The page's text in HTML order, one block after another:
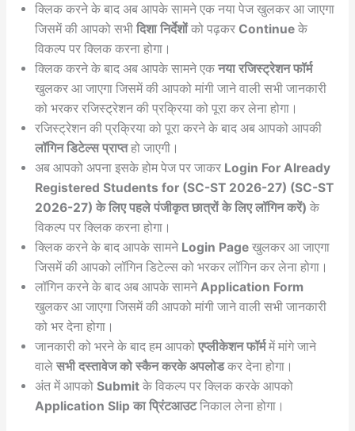
क्लिक करने के बाद अब आपके सामने एक नया पेज खुलकर आ जाएगा
जिसमें की आपको सभी दिशा निर्देशोंको पढ़कर Continueके
विकल्प पर क्लिक करना होगा।
क्लिक करने के बाद अब आपके सामने एक नया रजिस्ट्रेशन फॉर्म
खुलकर आ जाएगा जिसमें की आपको मांगी जाने वाली सभी जानकारी
को भरकर रजिस्ट्रेशन की प्रक्रिया को पूरा कर लेना होगा।
रजिस्ट्रेशन की प्रक्रिया को पूरा करने के बाद अब आपको आपकी
लॉगिन डिटेल्स प्राप्तहो जाएगी।
अब आपको अपना इसके होम पेज पर जाकर Login For Already
Registered Students for (SC-ST 2026-27) (SC-ST
2026-27) के लिए पहले पंजीकृत छात्रों के लिए लॉगिन करें) के
विकल्प पर क्लिक करना होगा।
क्लिक करने के बाद आपके सामने Login Pageखुलकर आ जाएगा
जिसमें की आपको लॉगिन डिटेल्स को भरकर लॉगिन कर लेना होगा।
लॉगिन करने के बाद अब आपके सामने Application Form
खुलकर आ जाएगा जिसमें की आपको मांगी जाने वाली सभी जानकारी
को भर देना होगा।
जानकारी को भरने के बाद हम आपको एप्लीकेशन फॉर्ममें मांगे जाने
वाले सभी दस्तावेज को स्कैन करके अपलोडकर देना होगा।
अंत में आपको Submitके विकल्प पर क्लिक करके आपको
Application Slip का प्रिंटआउटनिकाल लेना होगा।